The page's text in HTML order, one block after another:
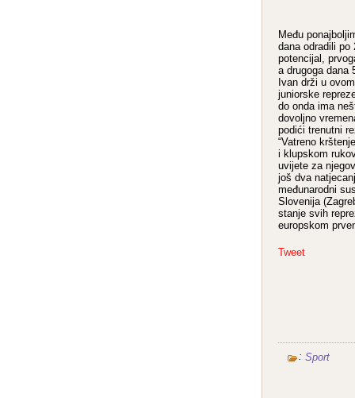
Među
dana odradili
potencijal,
a drugoga dana
Ivan drži u
juniorske
do onda ima
dovoljno
podići trenutni
“Vatreno
i klupskom
uvijete za
još dva
međunarodni
Slovenija
stanje svih
europskom
Tweet
: Sport